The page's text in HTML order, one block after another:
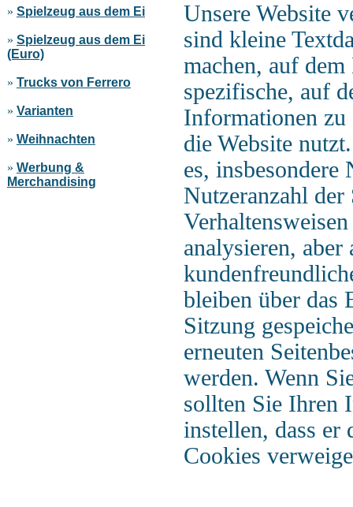
» Spielzeug aus dem Ei
» Spielzeug aus dem Ei
(Euro)
» Trucks von Ferrero
» Varianten
» Weihnachten
» Werbung &
Merchandising
Unsere Website
sind kleine
machen, auf
spezifische, auf
Informationen zu
die Website
es,
Nutzeranzahl
analysieren, aber
bleiben über das
Sitzung
erneuten
werden. Wenn
sollten Sie Ihren
instellen, dass er
Cookies